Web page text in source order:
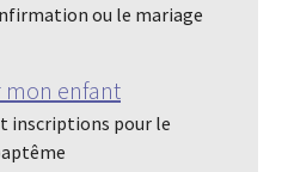
ou le mariage
mon enfant
inscriptions pour le